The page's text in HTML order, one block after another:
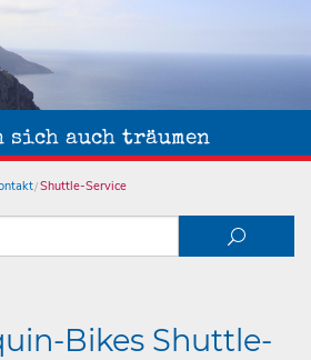
sich auch träumen
Shuttle-Service
Bikes Shuttle-